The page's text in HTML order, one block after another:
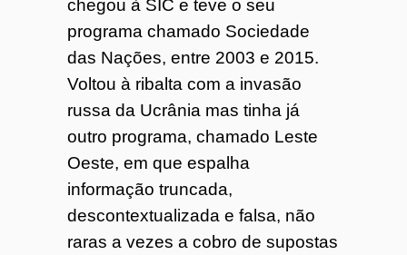
chegou à SIC e teve o seu
programa chamado Sociedade
das Nações, entre 2003 e 2015.
Voltou à ribalta com a invasão
russa da Ucrânia mas tinha já
outro programa, chamado Leste
Oeste, em que espalha
informação truncada,
descontextualizada e falsa, não
raras a vezes a cobro de supostas